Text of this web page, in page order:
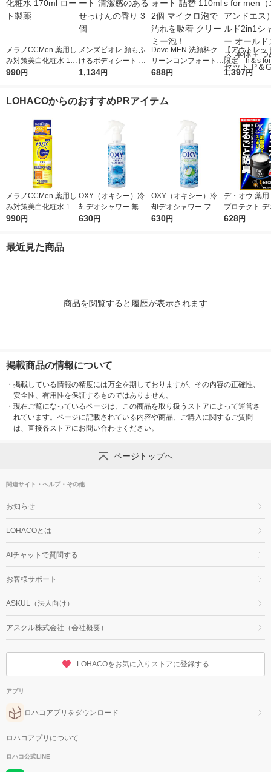
メラノCCMen 薬用し
み対策美白化粧水 170
ml ロート製薬
990円
メンズビオレ 顔もふ
けるボディシート 清
潔感のあるせっけんの
1,134円
Dove MEN 洗顔料ク
リーンコンフォート
詰替 110ml 2個 マイ
688円
【アウトレッ
限定 h＆s
（エイチアン
1,397円
LOHACOからのおすすめPRアイテム
メラノCCMen 薬用し
み対策美白化粧水 170
ml ロート製薬
990円
OXY（オキシー）冷
却デオシャワー 無香
料 200ml 1個 ロート
630円
OXY（オキシー）冷
却デオシャワー フレ
ッシュアップルの香り
630円
デ・オウ 薬用
プロテクト
ム 全身用 男
628円
最近見た商品
商品を閲覧すると履歴が表示されます
掲載商品の情報について
・ 掲載している情報の精度には万全を期しておりますが、その内容の正確性、
安全性、有用性を保証するものではありません。
・ 現在ご覧になっているページは、この商品を取り扱うストアによって運営さ
れています。ページに記載されている内容や商品、ご購入に関するご質問
は、直接各ストアにお問い合わせください。
ページトップへ
関連サイト・ヘルプ・その他
お知らせ
LOHACOとは
AIチャットで質問する
お客様サポート
ASKUL（法人向け）
アスクル株式会社（会社概要）
LOHACOをお気に入りストアに登録する
アプリ
ロハコアプリをダウンロード
ロハコアプリについて
ロハコ公式LINE